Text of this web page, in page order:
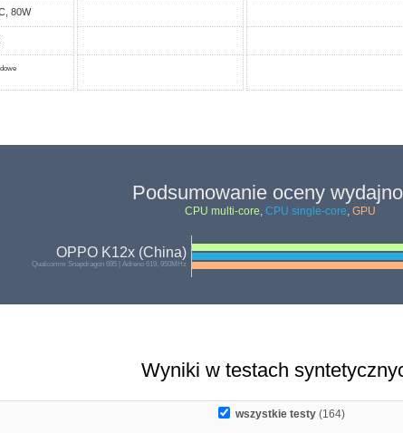
80W
Podsumowanie oceny
CPU multi-core, CPU single-core, GPU
OPPO K12x (China)
Qualcomm Snapdragon 695 | Adreno 619, 950MHz
Wyniki w testach
wszystkie testy (164)